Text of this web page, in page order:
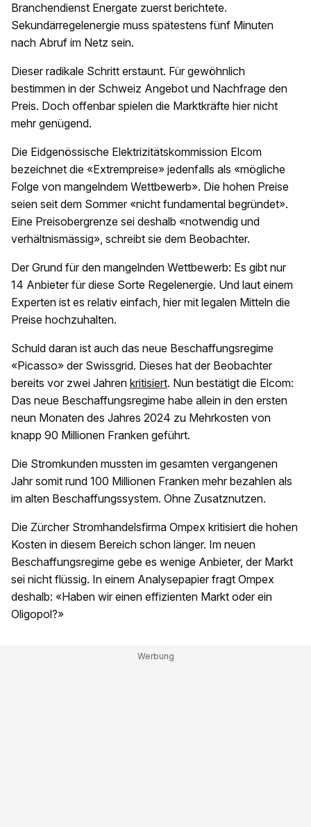
Branchendienst Energate zuerst berichtete.
Sekundärregelenergie muss spätestens fünf Minuten
nach Abruf im Netz sein.
Dieser radikale Schritt erstaunt. Für gewöhnlich
bestimmen in der Schweiz Angebot und Nachfrage den
Preis. Doch offenbar spielen die Marktkräfte hier nicht
mehr genügend.
Die Eidgenössische Elektrizitätskommission Elcom
bezeichnet die «Extrempreise» jedenfalls als «mögliche
Folge von mangelndem Wettbewerb». Die hohen Preise
seien seit dem Sommer «nicht fundamental begründet».
Eine Preisobergrenze sei deshalb «notwendig und
verhältnismässig», schreibt sie dem Beobachter.
Der Grund für den mangelnden Wettbewerb: Es gibt nur
14 Anbieter für diese Sorte Regelenergie. Und laut einem
Experten ist es relativ einfach, hier mit legalen Mitteln die
Preise hochzuhalten.
Schuld daran ist auch das neue Beschaffungsregime
«Picasso» der Swissgrid. Dieses hat der Beobachter
bereits vor zwei Jahren kritisiert. Nun bestätigt die Elcom:
Das neue Beschaffungsregime habe allein in den ersten
neun Monaten des Jahres 2024 zu Mehrkosten von
knapp 90 Millionen Franken geführt.
Die Stromkunden mussten im gesamten vergangenen
Jahr somit rund 100 Millionen Franken mehr bezahlen als
im alten Beschaffungssystem. Ohne Zusatznutzen.
Die Zürcher Stromhandelsfirma Ompex kritisiert die hohen
Kosten in diesem Bereich schon länger. Im neuen
Beschaffungsregime gebe es wenige Anbieter, der Markt
sei nicht flüssig. In einem Analysepapier fragt Ompex
deshalb: «Haben wir einen effizienten Markt oder ein
Oligopol?»